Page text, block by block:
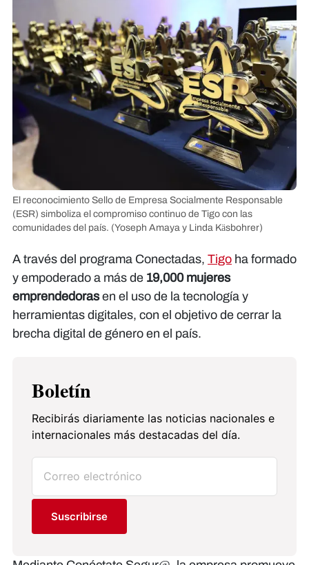
El reconocimiento Sello de Empresa Socialmente Responsable
(ESR) simboliza el compromiso continuo de Tigo con las
comunidades del país. (Yoseph Amaya y Linda Käsbohrer)
A través del programa Conectadas, Tigo ha formado
y empoderado a más de 19,000 mujeres
emprendedorasen el uso de la tecnología y
herramientas digitales, con el objetivo de cerrar la
brecha digital de género en el país.
Boletín
Recibirás diariamente las noticias nacionales e
internacionales más destacadas del día.
Suscribirse